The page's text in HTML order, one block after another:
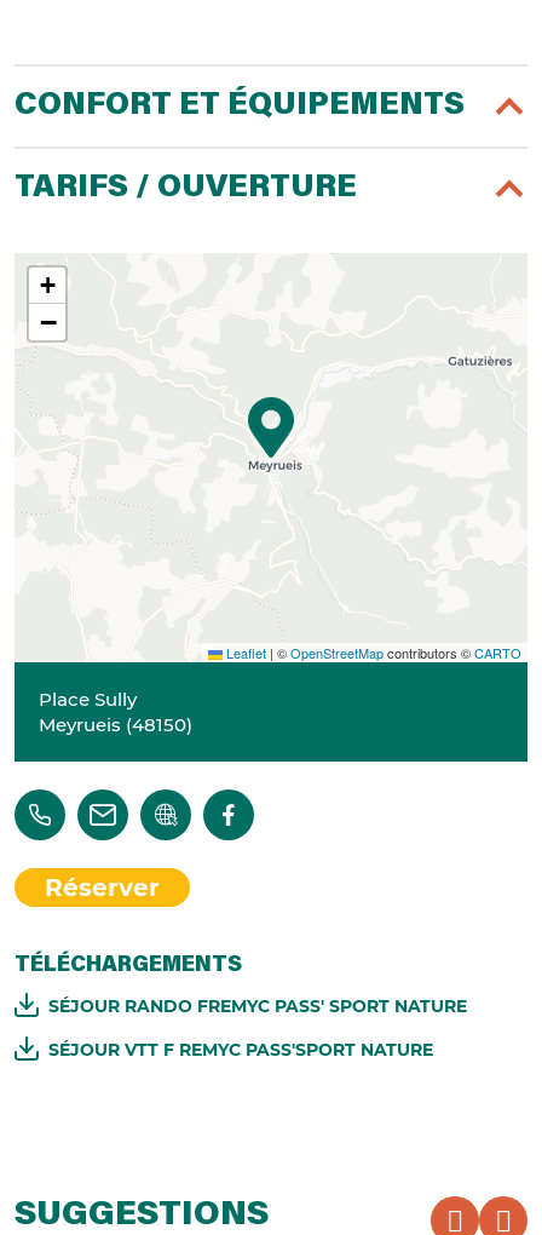
CONFORT ET ÉQUIPEMENTS
TARIFS / OUVERTURE
+
−
Leaflet | ©OpenStreetMapcontributors ©CARTO
Place Sully
Meyrueis (48150)
Réserver
TÉLÉCHARGEMENTS
SÉJOUR RANDO FREMYC PASS' SPORT NATURE
SÉJOUR VTT F REMYC PASS'SPORT NATURE
SUGGESTIONS